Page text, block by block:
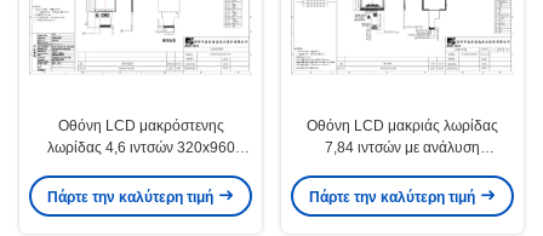
Οθόνη LCD μακρόστενης
λωρίδας 4,6 ιντσών 320x960
Πλήρους Γωνίας Θέασης
Πάρτε την καλύτερη τιμή
Οθόνη LCD μακριάς λωρίδας
7,84 ιντσών με ανάλυση
cd/m2
Πάρτε την καλύτερη τιμή